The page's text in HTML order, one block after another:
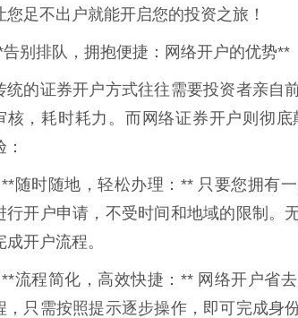
您足不出户就能开启您的投资之旅！
告别排队，拥抱便捷：网络开户的优势**
统的证券开户方式往往需要投资者亲自
核，耗时耗力。而网络证券开户则彻
：
随时随地，轻松办理：** 只要您拥有
行开户申请，不受时间和地域的限制。
成开户流程。
流程简化，高效快捷：** 网络开户省
，只需按照提示逐步操作，即可完成身